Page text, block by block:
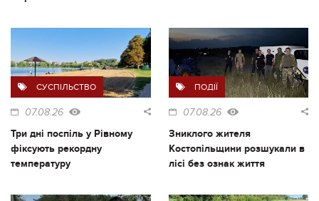
СУСПІЛЬСТВО
07.08.26
Три дні поспіль у Рівному
фіксують рекордну
температуру
ПОДІЇ
07.08.26
Зниклого жителя
Костопільщини розшукали в
лісі без ознак життя